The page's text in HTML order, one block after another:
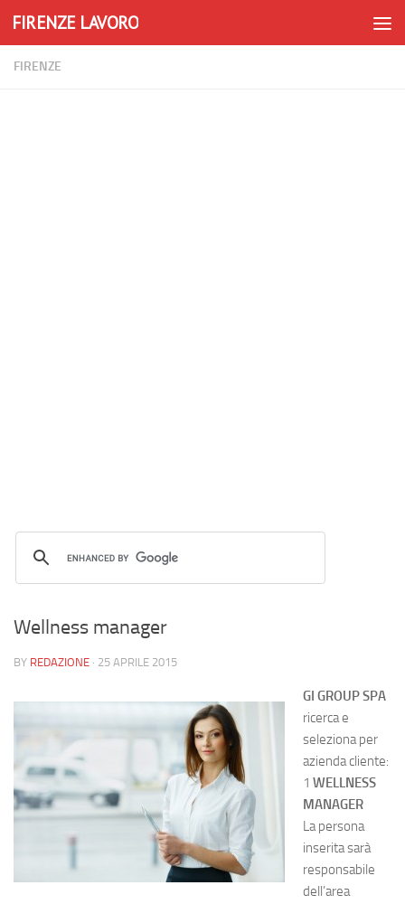
Skip to content
FIRENZE LAVORO
FIRENZE
Wellness manager
BY REDAZIONE · 25 APRILE 2015
GI GROUP SPA
ricerca e
seleziona per
azienda cliente:
1 WELLNESS
MANAGER
La persona
inserita sarà
responsabile
dell’area